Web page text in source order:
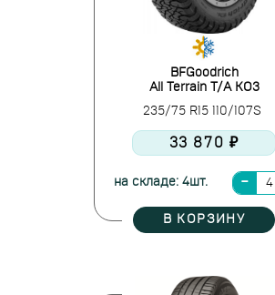
BFGoodrich
All Terrain T/A KO3
235/75 R15 110/107S
33 870 ₽
на складе: 4шт.
В КОРЗИНУ